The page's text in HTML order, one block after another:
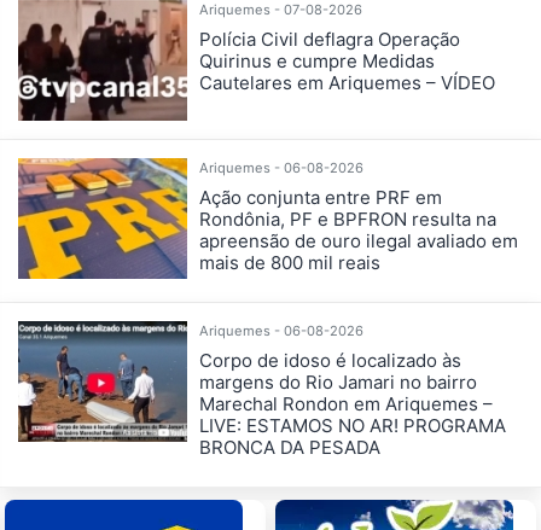
Ariquemes - 07-08-2026
Polícia Civil deflagra Operação
Quirinus e cumpre Medidas
Cautelares em Ariquemes – VÍDEO
Ariquemes - 06-08-2026
Ação conjunta entre PRF em
Rondônia, PF e BPFRON resulta na
apreensão de ouro ilegal avaliado em
mais de 800 mil reais
Ariquemes - 06-08-2026
Corpo de idoso é localizado às
margens do Rio Jamari no bairro
Marechal Rondon em Ariquemes –
LIVE: ESTAMOS NO AR! PROGRAMA
BRONCA DA PESADA